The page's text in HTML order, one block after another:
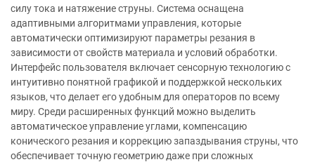
силу тока и натяжение струны. Система оснащена
адаптивными алгоритмами управления, которые
автоматически оптимизируют параметры резания в
зависимости от свойств материала и условий обработки.
Интерфейс пользователя включает сенсорную технологию с
интуитивно понятной графикой и поддержкой нескольких
языков, что делает его удобным для операторов по всему
миру. Среди расширенных функций можно выделить
автоматическое управление углами, компенсацию
конического резания и коррекцию запаздывания струны, что
обеспечивает точную геометрию даже при сложных